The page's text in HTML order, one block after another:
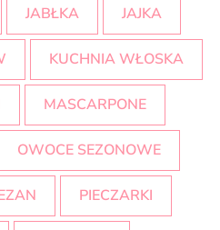
JABŁKA JAJKA
KUCHNIA WŁOSKA
MASCARPONE
OWOCE SEZONOWE
PIECZARKI